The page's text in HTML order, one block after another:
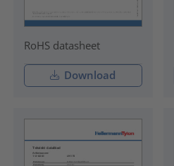
RoHS datasheet
Download